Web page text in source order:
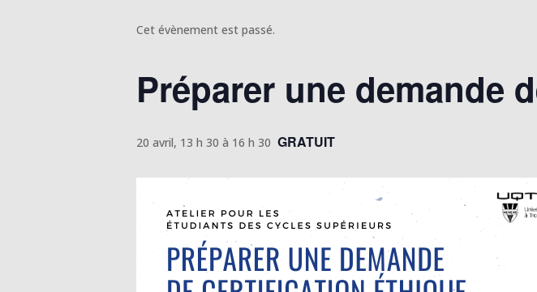
Cet évènement est passé.
Préparer une demande
20 avril, 13 h 30 à 16 h 30 GRATUIT